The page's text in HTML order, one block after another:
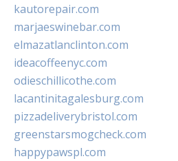
kautorepair.com
marjaeswinebar.com
elmazatlanclinton.com
ideacoffeenyc.com
odieschillicothe.com
lacantinitagalesburg.com
pizzadeliverybristol.com
greenstarsmogcheck.com
happypawspl.com